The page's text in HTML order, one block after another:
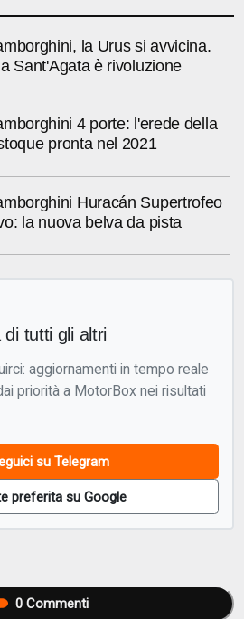
la Urus si avvicina.
Sant'Agata è rivoluzione
4 porte: l'erede della
pronta nel 2021
Huracán Supertrofeo
la nuova belva da pista
tutti gli altri
aggiornamenti in tempo reale
priorità a MotorBox nei risultati
su Telegram
preferita su Google
0Commenti